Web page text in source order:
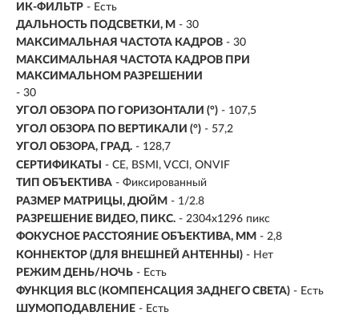
ИК-ФИЛЬТР - Есть
ДАЛЬНОСТЬ ПОДСВЕТКИ, М - 30
МАКСИМАЛЬНАЯ ЧАСТОТА КАДРОВ - 30
МАКСИМАЛЬНАЯ ЧАСТОТА КАДРОВ ПРИ
МАКСИМАЛЬНОМ РАЗРЕШЕНИИ
- 30
УГОЛ ОБЗОРА ПО ГОРИЗОНТАЛИ (°) - 107,5
УГОЛ ОБЗОРА ПО ВЕРТИКАЛИ (°) - 57,2
УГОЛ ОБЗОРА, ГРАД. - 128,7
СЕРТИФИКАТЫ
- CE, BSMI, VCCI, ONVIF
ТИП ОБЪЕКТИВА - Фиксированный
РАЗМЕР МАТРИЦЫ, ДЮЙМ - 1/2.8
РАЗРЕШЕНИЕ ВИДЕО, ПИКС. - 2304х1296 пикс
ФОКУСНОЕ РАССТОЯНИЕ ОБЪЕКТИВА, ММ - 2,8
КОННЕКТОР (ДЛЯ ВНЕШНЕЙ АНТЕННЫ) - Нет
РЕЖИМ ДЕНЬ/НОЧЬ - Есть
ФУНКЦИЯ BLC (КОМПЕНСАЦИЯ ЗАДНЕГО СВЕТА) - Есть
ШУМОПОДАВЛЕНИЕ - Есть